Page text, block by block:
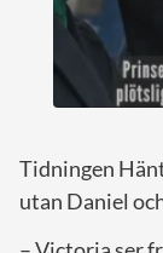
Tidningen
utan Daniel